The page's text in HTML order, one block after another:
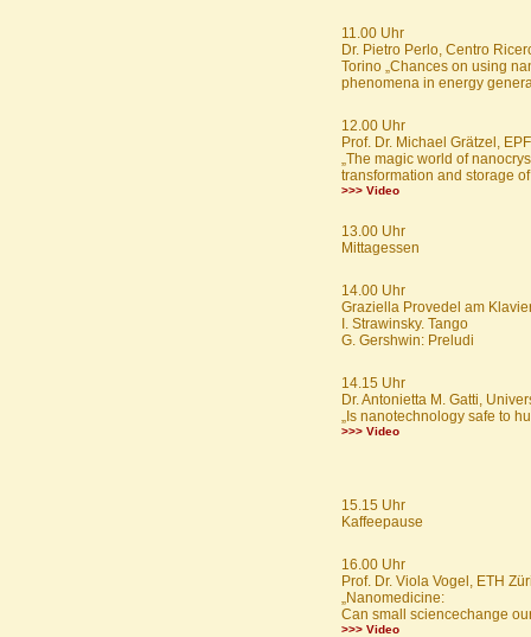
11.00 Uhr
Dr. Pietro Perlo, Centro
Torino „Chances on using
phenomena in energy
12.00 Uhr
Prof. Dr. Michael Grätzel,
„The magic world of
transformation and storage
>>> Video
13.00 Uhr
Mittagessen
14.00 Uhr
Graziella Provedel am
I. Strawinsky. Tango
G. Gershwin: Preludi
14.15 Uhr
Dr. Antonietta M. Gatti,
„Is nanotechnology safe to
>>> Video
15.15 Uhr
Kaffeepause
16.00 Uhr
Prof. Dr. Viola Vogel, ETH
„Nanomedicine:
Can small sciencechange
>>> Video